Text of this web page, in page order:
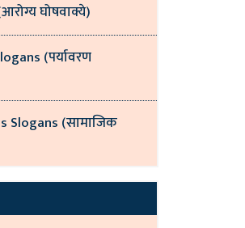
घोषवाक्ये)
(पर्यावरण
Slogans (सामाजिक